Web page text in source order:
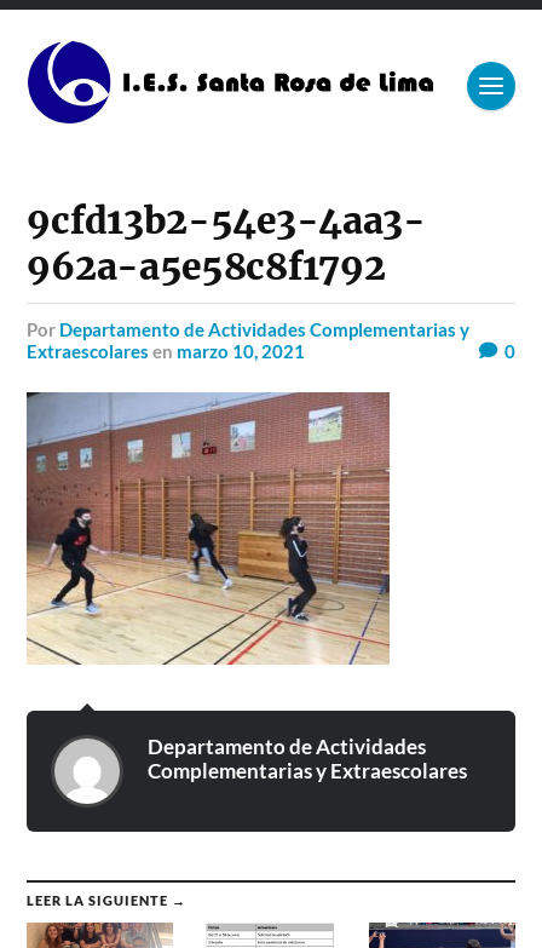
9cfd13b2-54e3-4aa3-
962a-a5e58c8f1792
por Departamento de Actividades Complementarias y
Extraescolares en marzo 10, 2021 0
Departamento de Actividades
Complementarias y Extraescolares
LEER LA SIGUIENTE →